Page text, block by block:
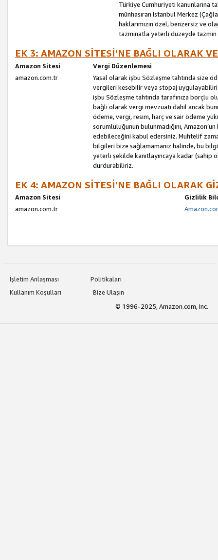
Türkiye Cumhuriyeti kanunlarına
münhasıran İstanbul Merkez
haklarımızın özel, benzersiz ve
tazminatla yeterli düzeyde
EK 3: AMAZON SİTESİ'NE BAĞLI OLARAK
Amazon Sitesi
Vergi Düzenlemesi
amazon.com.tr
Yasal olarak işbu Sözleşme tahtında size
vergileri kesebilir veya stopaj
işbu Sözleşme tahtında tarafınıza borçlu
bağlı olarak vergi mevzuatı dahil ancak
ödeme, vergi, resim, harç ve sair ödeme
sorumluluğunun bulunmadığını,
edebileceğini kabul edersiniz. Muhtelif
bilgileri bize sağlamamanız halinde, bu
yeterli şekilde kanıtlayıncaya kadar
durdurabiliriz.
EK 4: AMAZON SİTESİ'NE BAĞLI OLARAK
Amazon Sitesi
Gizlilik
amazon.com.tr
İşletim Anlaşması
Politikaları
Kullanım Koşulları
Bize Ulaşın
© 1996-2025, Amazon.com, Inc.